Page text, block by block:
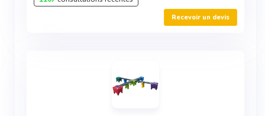
Recevoir un devis